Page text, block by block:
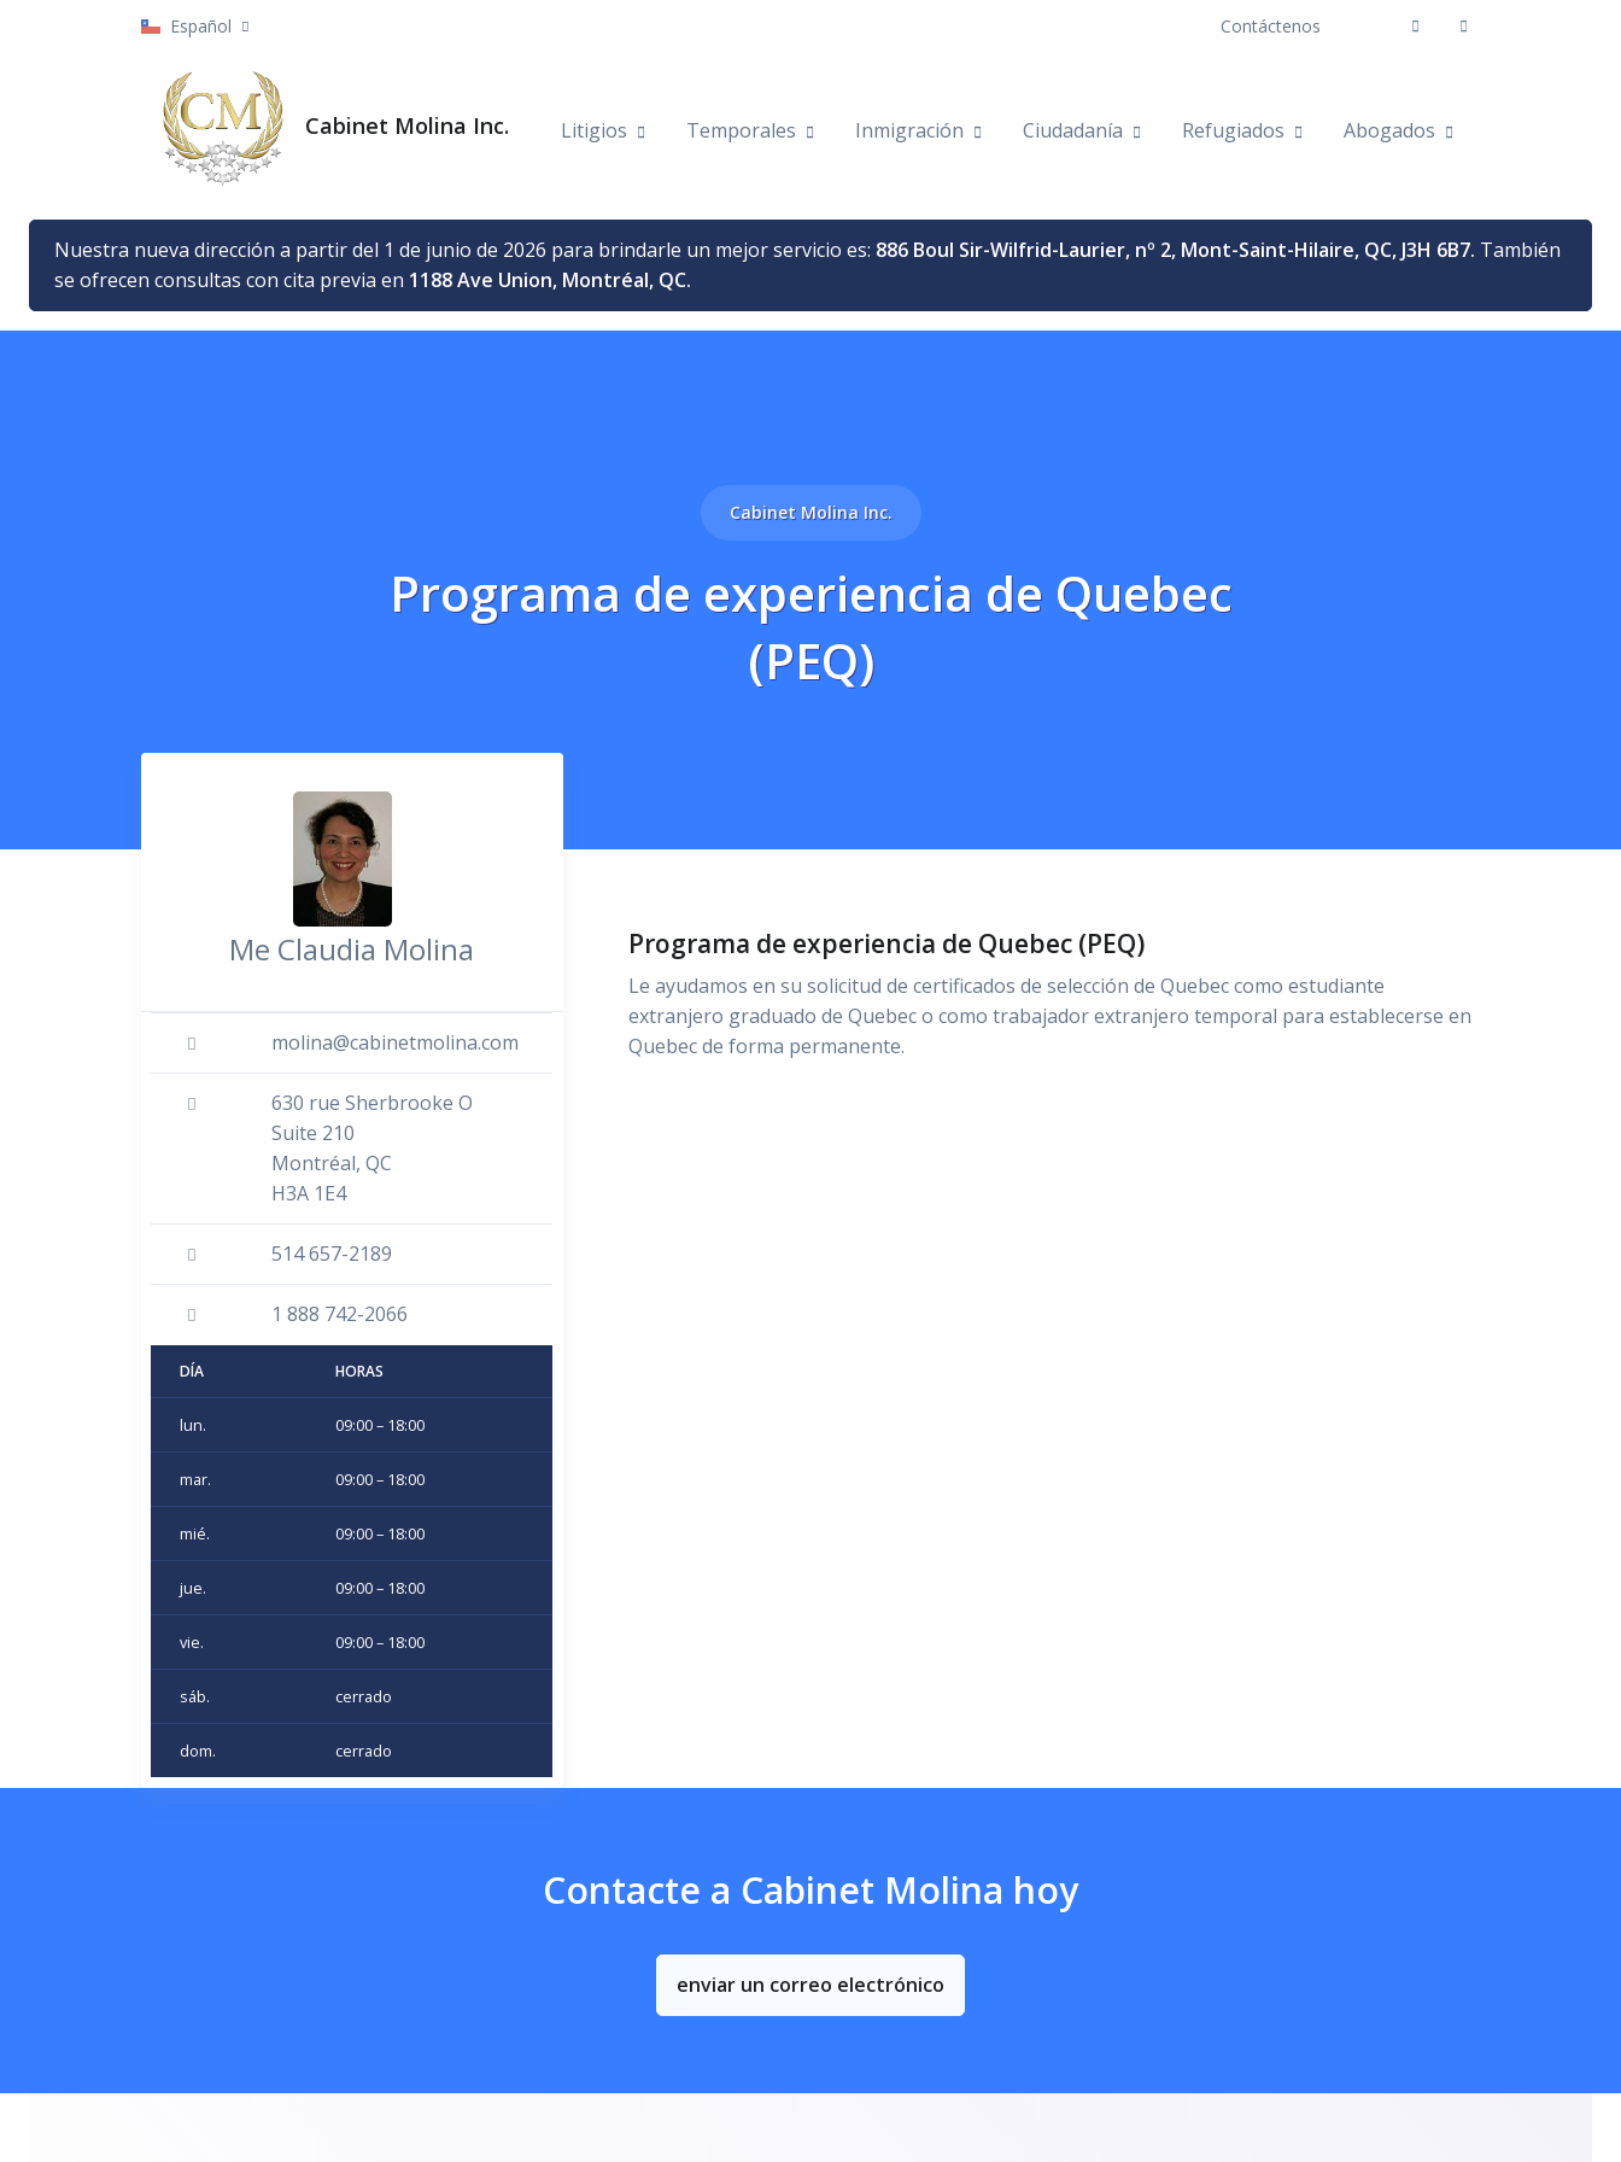
Español Contáctenos
Cabinet Molina Inc. Litigios Temporales Inmigración Ciudadanía Refugiados Abogados
Nuestra nueva dirección a partir del 1 de junio de 2026 para brindarle un mejor servicio es: 886 Boul Sir-Wilfrid-Laurier, nº 2, Mont-Saint-Hilaire, QC, J3H 6B7. También
se ofrecen consultas con cita previa en 1188 Ave Union, Montréal, QC.
Cabinet Molina Inc.
Programa de experiencia de Quebec
(PEQ)
Me Claudia Molina
molina@cabinetmolina.com
630 rue Sherbrooke O
Suite 210
Montréal, QC
H3A 1E4
514 657-2189
1 888 742-2066
DÍA HORAS
lun. 09:00 – 18:00
mar. 09:00 – 18:00
mié. 09:00 – 18:00
jue. 09:00 – 18:00
vie. 09:00 – 18:00
sáb. cerrado
dom. cerrado
Programa de experiencia de Quebec (PEQ)
Le ayudamos en su solicitud de certificados de selección de Quebec como estudiante
extranjero graduado de Quebec o como trabajador extranjero temporal para establecerse en
Quebec de forma permanente.
Contacte a Cabinet Molina hoy
enviar un correo electrónico